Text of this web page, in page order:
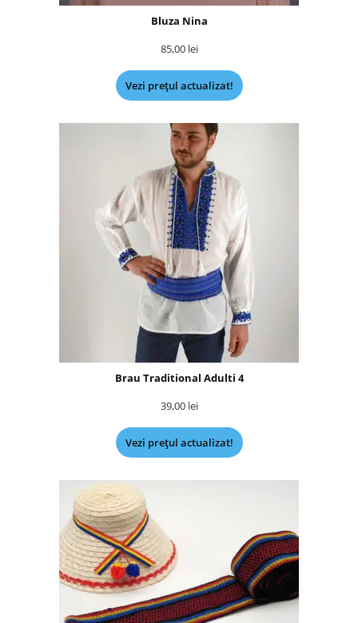
Bluza Nina
85,00 lei
Vezi prețul actualizat!
Brau Traditional Adulti 4
39,00 lei
Vezi prețul actualizat!